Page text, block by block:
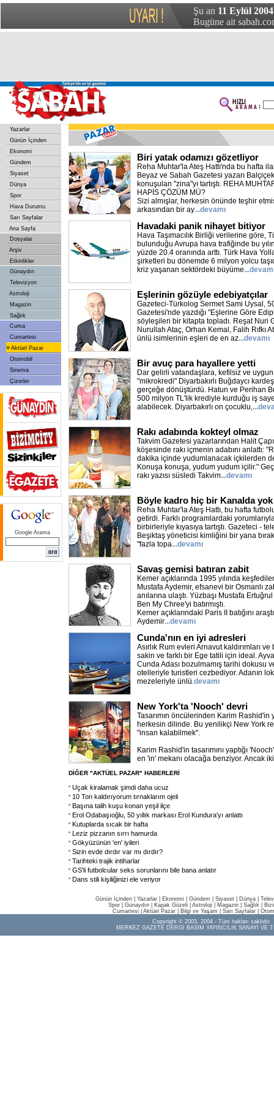
Şu an 11 Eylül
Bugüne ait
Yazarlar
Günün İçinden
Ekonomi
Gündem
Siyaset
Dünya
Spor
Hava Durumu
Sarı Sayfalar
Ana Sayfa
Dosyalar
Arşiv
Etkinlikler
Günaydın
Televizyon
Astroloji
Magazin
Sağlık
Cuma
Cumartesi
» Aktüel Pazar
Otomobil
Sinema
Çizerler
Google Arama
Biri yatak odamızı gözetliyor
Reha Muhtar'la Ateş Hattı'nda bu hafta
Beyaz ve Sabah Gazetesi yazarı
konuşulan "zina"yı tartıştı. REHA
HAPİS ÇÖZÜM MÜ?
Sizi almışlar, herkesin önünde teşhir
arkasından bir ay...devamı
Havadaki panik nihayet bitiyor
Hava Taşımacılık Birliği verilerine göre,
bulunduğu Avrupa hava trafiğinde bu
yüzde 20.4 oranında arttı. Türk Hava
şirketleri bu dönemde 6 milyon yolcu
kriz yaşanan sektördeki büyüme
Eşlerinin gözüyle edebiyatçılar
Gazeteci-Türkolog Sermet Sami Uysal,
Gazetesi'nde yazdığı "Eşlerine Göre
söyleşileri bir kitapta topladı. Reşat Nuri
Nurullah Ataç, Orhan Kemal, Falih Rıfkı
ünlü isimlerinin eşleri de en az...devamı
Bir avuç para hayallere yetti
Dar gelirli vatandaşlara, kefilsiz ve
"mikrokredi" Diyarbakırlı Buğdaycı
gerçeğe dönüştürdü. Hatun ve Perihan
500 milyon TL'lik krediyle kurduğu iş
alabilecek. Diyarbakırlı on çocuklu,
Rakı adabında kokteyl olmaz
Takvim Gazetesi yazarlarından Halit
köşesinde rakı içmenin adabını anlattı:
dakika içinde yudumlanacak içkilerden
Konuşa konuşa, yudum yudum içilir."
rakı yazısı süsledi Takvim...devamı
Böyle kadro hiç bir Kanalda yok
Reha Muhtar'la Ateş Hattı, bu hafta
getirdi. Farklı programlardaki
birbirleriyle kıyasıya tartıştı. Gazeteci -
Beşiktaş yöneticisi kimliğini bir yana
"fazla topa...devamı
Savaş gemisi batıran zabit
Kemer açıklarında 1995 yılında
Mustafa Aydemir, efsanevi bir Osmanlı
anılarına ulaştı. Yüzbaşı Mustafa
Ben My Chree'yi batırmıştı.
Kemer açıklarındaki Paris II batığını
Aydemir...devamı
Cunda'nın en iyi adresleri
Asırlık Rum evleri Arnavut kaldırımları
sakin ve farklı bir Ege tatili için ideal.
Cunda Adası bozulmamış tarihi dokusu
otelleriyle turistleri cezbediyor. Adanın
mezeleriyle ünlü.devamı
New York'ta 'Nooch' devri
Tasarımın öncülerinden Karim Rashid'in
herkesin dilinde. Bu yenilikçi New York
"insan kalabilmek".
Karim Rashid'in tasarımını yaptığı
en 'in' mekanı olacağa benziyor. Ancak
DİĞER "AKTÜEL PAZAR" HABERLERİ
Uçak kiralamak şimdi daha ucuz
10 Ton kaldırıyorum tırnaklarım ojeli
Başına talih kuşu konan yeşil ilçe
Erol Odabaşıoğlu, 50 yıllık markası Erol Kundura'yı anlattı
Kutuplarda sıcak bir hafta
Leziz pizzanın sırrı hamurda
Gökyüzünün 'en' iyileri
Sizin evde dırdır var mı dırdır?
Tarihteki trajik intiharlar
GS'li futbolcular seks sorunlarını bile bana anlatır
Dans stili kişiliğinizi ele veriyor
Günün İçinden Yazarlar Ekonomi Gündem Siyaset Dünya |
Spor
Günaydın Kapak Güzeli Astroloji Magazin Sağlık
Cumartesi
Aktüel Pazar Bilgi ve Yaşam Sarı Sayfalar
Copyright © 2003, 2004 - Tüm hakları saklıdır.
MERKEZ GAZETE DERGİ BASIM YAYINCILIK SANAYİ VE